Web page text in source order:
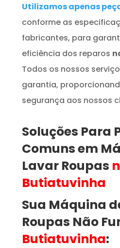
Utilizamos apenas
conforme as
fabricantes, para
eficiência dos reparos
Todos os nossos
garantia,
segurança aos nossos
Soluções Para
Comuns em
Lavar Roupas
Butiatuvinha
Sua Máquina
Roupas Não
Butiatuvinha: